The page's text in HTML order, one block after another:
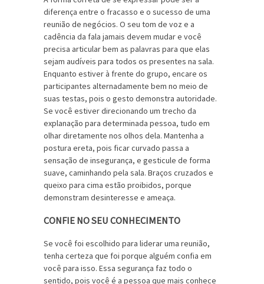
diferença entre o fracasso e o sucesso de uma
reunião de negócios. O seu tom de voz e a
cadência da fala jamais devem mudar e você
precisa articular bem as palavras para que elas
sejam audíveis para todos os presentes na sala.
Enquanto estiver à frente do grupo, encare os
participantes alternadamente bem no meio de
suas testas, pois o gesto demonstra autoridade.
Se você estiver direcionando um trecho da
explanação para determinada pessoa, tudo em
olhar diretamente nos olhos dela. Mantenha a
postura ereta, pois ficar curvado passa a
sensação de insegurança, e gesticule de forma
suave, caminhando pela sala. Braços cruzados e
queixo para cima estão proibidos, porque
demonstram desinteresse e ameaça.
CONFIE NO SEU CONHECIMENTO
Se você foi escolhido para liderar uma reunião,
tenha certeza que foi porque alguém confia em
você para isso. Essa segurança faz todo o
sentido, pois você é a pessoa que mais conhece